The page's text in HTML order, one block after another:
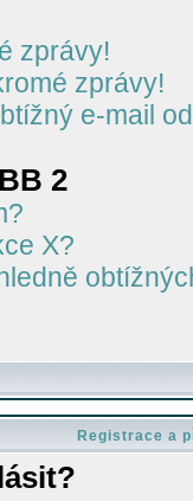
zprávy!
zprávy!
e-mail
2
X?
Registrace a